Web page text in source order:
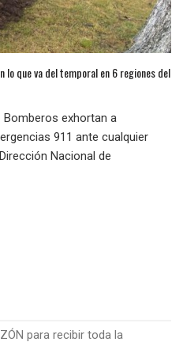
que va del temporal en 6 regiones del
Bomberos exhortan a
911 ante cualquier
Nacional de
para recibir toda la